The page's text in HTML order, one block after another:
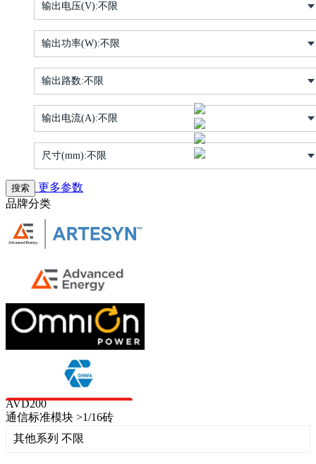
输出电压(V):不限
输出功率(W):不限
输出路数:不限
输出电流(A):不限
尺寸(mm):不限
更多参数
品牌分类
AVD200
通信标准模块 >1/16砖
其他系列 不限